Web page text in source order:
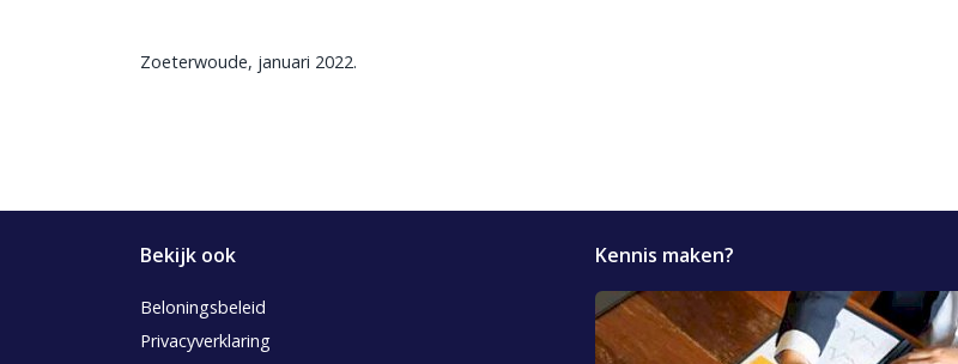
Zoeterwoude, januari 2022.
Bekijk ook
Beloningsbeleid
Privacyverklaring
Kennis maken?